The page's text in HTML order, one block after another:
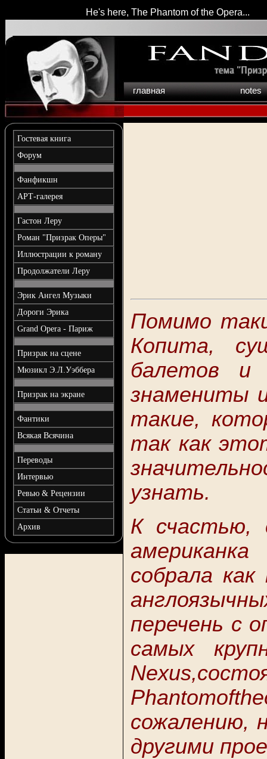
He's here, The Phantom of the Opera...
главная notes
Гостевая книга
Форум
Фанфикшн
АРТ-галерея
Гастон Леру
Роман "Призрак Оперы"
Иллюстрации к роману
Продолжатели Леру
Эрик Ангел Музыки
Дороги Эрика
Grand Opera - Париж
Призрак на сцене
Мюзикл Э.Л.Уэббера
Призрак на экране
Фантики
Всякая Всячина
Переводы
Интервью
Ревью & Рецензии
Статьи & Отчеты
Архив
Помимо
Копита,
балетов и
знамениты
такие,
так как
узнать.
К счастью,
собрала
перечень с
самых
Nexus
сожалению,
другими